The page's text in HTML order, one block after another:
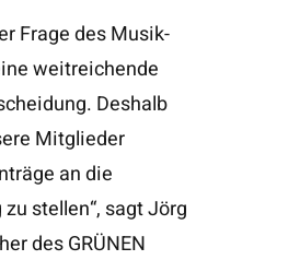
Frage des Musik-
weitreichende
Deshalb
Mitglieder
an die
stellen“, sagt Jörg
des GRÜNEN